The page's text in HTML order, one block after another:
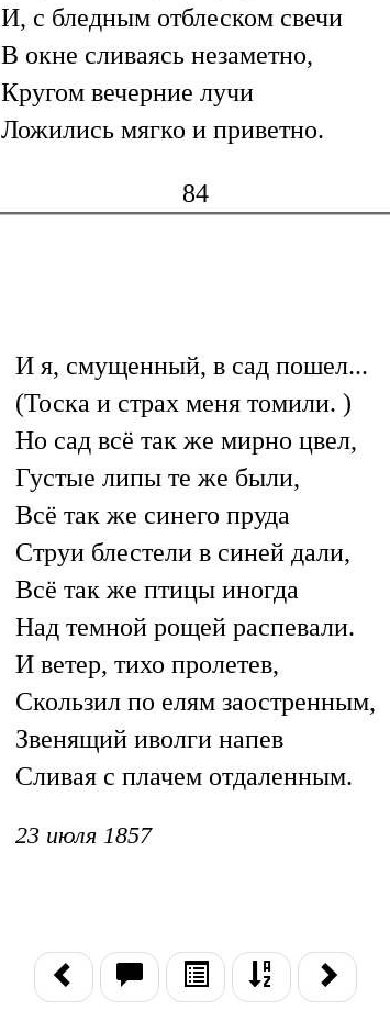
И, с бледным отблеском свечи
В окне сливаясь незаметно,
Кругом вечерние лучи
Ложились мягко и приветно.
84
И я, смущенный, в сад пошел...
(Тоска и страх меня томили. )
Но сад всё так же мирно цвел,
Густые липы те же были,
Всё так же синего пруда
Струи блестели в синей дали,
Всё так же птицы иногда
Над темной рощей распевали.
И ветер, тихо пролетев,
Скользил по елям заостренным,
Звенящий иволги напев
Сливая с плачем отдаленным.
23 июля 1857